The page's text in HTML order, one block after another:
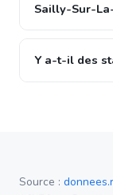
Sailly-Sur-
Y a-t-il des
Source :